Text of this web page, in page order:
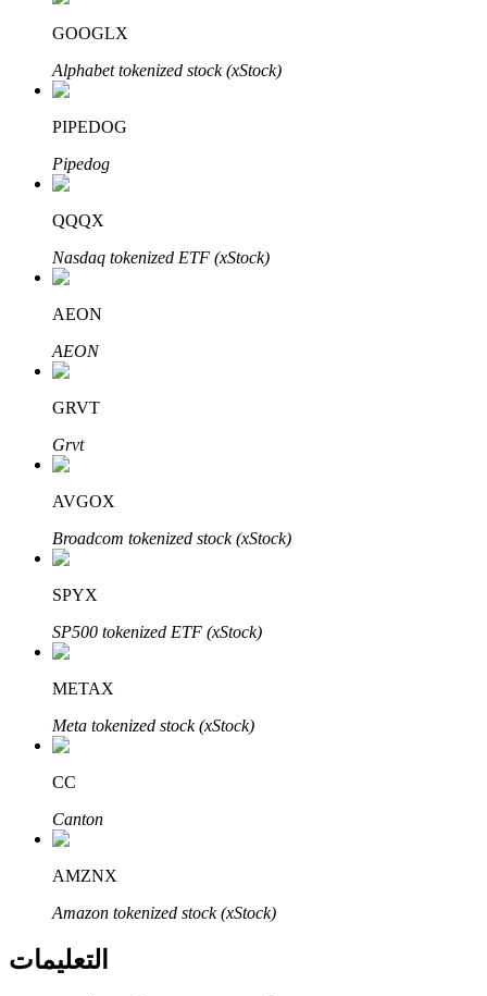
الاستثمار التلقائي
احصل على أرباح طويلة الأجل وفوائد مرنة
تعلم الستاكينغ
تعرف على كيفية كسب الدخل السلبي
Bitrue
GOOGLX
Alphabet tokenized stock (xStock)
PIPEDOG
Pipedog
QQQX
Nasdaq tokenized ETF (xStock)
AEON
AEON
GRVT
Grvt
AVGOX
Broadcom tokenized stock (xStock)
SPYX
SP500 tokenized ETF (xStock)
METAX
Meta tokenized stock (xStock)
CC
Canton
AMZNX
Amazon tokenized stock (xStock)
التعليمات